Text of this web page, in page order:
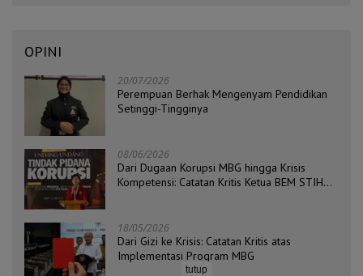
OPINI
20/07/2026
Perempuan Berhak Mengenyam Pendidikan
Setinggi-Tingginya
08/06/2026
Dari Dugaan Korupsi MBG hingga Krisis
Kompetensi: Catatan Kritis Ketua BEM STIH
18/05/2026
Dari Gizi ke Krisis: Catatan Kritis atas
Implementasi Program MBG
tutup